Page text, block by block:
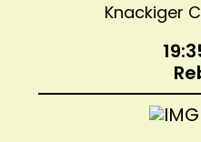
Knackiger